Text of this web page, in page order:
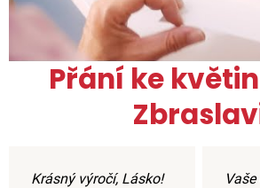
Přání ke
Krásný výročí, Lásko!